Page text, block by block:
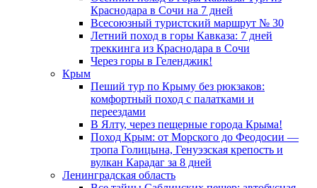
Краснодара в Сочи на 7 дней
Всесоюзный туристский маршрут № 30
Летний поход в горы Кавказа: 7 дней
треккинга из Краснодара в Сочи
Через горы в Геленджик!
Крым
Пеший тур по Крыму без рюкзаков:
комфортный поход с палатками и
переездами
В Ялту, через пещерные города Крыма!
Поход Крым: от Морского до Феодосии —
тропа Голицына, Генуэзская крепость и
вулкан Карадаг за 8 дней
Ленинградская область